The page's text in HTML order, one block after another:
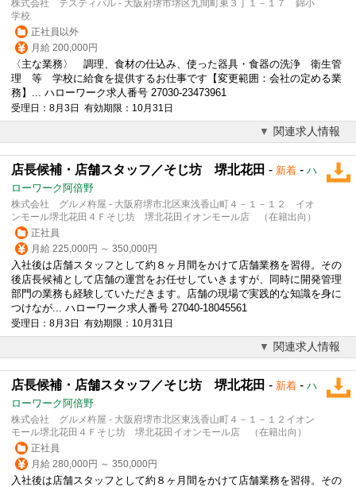
株式会社 テスティパル - 大阪府堺市堺区九間町東３丁１－１７ 錦小
学校
正社員以外
月給 200,000円
〈主な業務〉 調理、食材の仕込み、使った器具・食器の洗浄 衛生管
理 等 学校に給食を提供するお仕事です【変更範囲：会社の定める業
務】... ハローワーク求人番号 27030-23473961
受理日：8月3日 有効期限：10月31日
関連求人情報
店長候補・店舗スタッフ／そじ坊 堺北花田 - 新着 - ハ
ローワーク阿倍野
株式会社 グルメ杵屋 - 大阪府堺市北区東浅香山町４－１－１２ イオ
ンモール堺北花田４Ｆそじ坊 堺北花田イオンモール店 （在籍出向）
正社員
月給 225,000円 ～ 350,000円
入社後は店舗スタッフとして約８ヶ月間をかけて店舗業務を習得。その
後店長候補として店舗の運営をお任せしていきますが、同時に開発管理
部門の業務も経験していただきます。店舗の現場で実践的な知識を身に
つけなが... ハローワーク求人番号 27040-18045561
受理日：8月3日 有効期限：10月31日
関連求人情報
店長候補・店舗スタッフ／そじ坊 堺北花田 - 新着 - ハ
ローワーク阿倍野
株式会社 グルメ杵屋 - 大阪府堺市北区東浅香山町４－１－１２イオン
モール堺北花田４Ｆそじ坊 堺北花田イオンモール店 （在籍出向）
正社員
月給 280,000円 ～ 350,000円
入社後は店舗スタッフとして約８ヶ月間をかけて店舗業務を習得。その